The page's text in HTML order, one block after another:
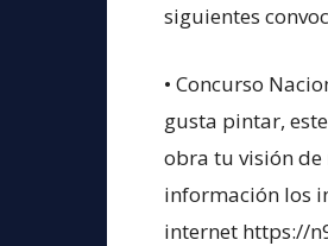
siguientes
• Concurso
gusta pintar,
obra tu visión
información los
internet https://